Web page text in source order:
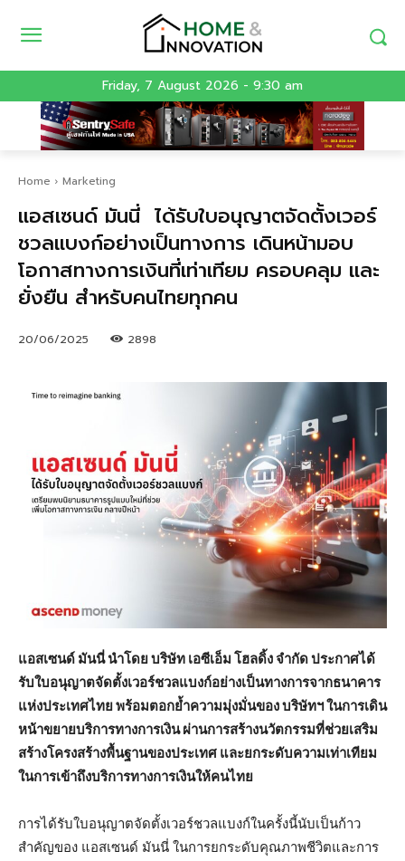
Friday, 7 August 2026 - 9:30 am
Home Marketing
แอสเซนด์ มันนี่ ได้รับใบอนุญาตจัดตั้งเวอร์
ชวลแบงก์อย่างเป็นทางการ เดินหน้ามอบ
โอกาสทางการเงินที่เท่าเทียม ครอบคลุม และ
ยั่งยืน สำหรับคนไทยทุกคน
20/06/2025 2898
แอสเซนด์ มันนี่ นำโดย บริษัท เอซีเอ็ม โฮลดิ้ง จำกัด ประกาศได้
รับใบอนุญาตจัดตั้งเวอร์ชวลแบงก์อย่างเป็นทางการจากธนาคาร
แห่งประเทศไทย พร้อมตอกย้ำความมุ่งมั่นของ บริษัทฯ ในการเดิน
หน้าขยายบริการทางการเงิน ผ่านการสร้างนวัตกรรมที่ช่วยเสริม
สร้างโครงสร้างพื้นฐานของประเทศ และยกระดับความเท่าเทียม
ในการเข้าถึงบริการทางการเงินให้คนไทย
การได้รับใบอนุญาตจัดตั้งเวอร์ชวลแบงก์ในครั้งนี้นับเป็นก้าว
สำคัญของ แอสเซนด์ มันนี่ ในการยกระดับคุณภาพชีวิตและการ